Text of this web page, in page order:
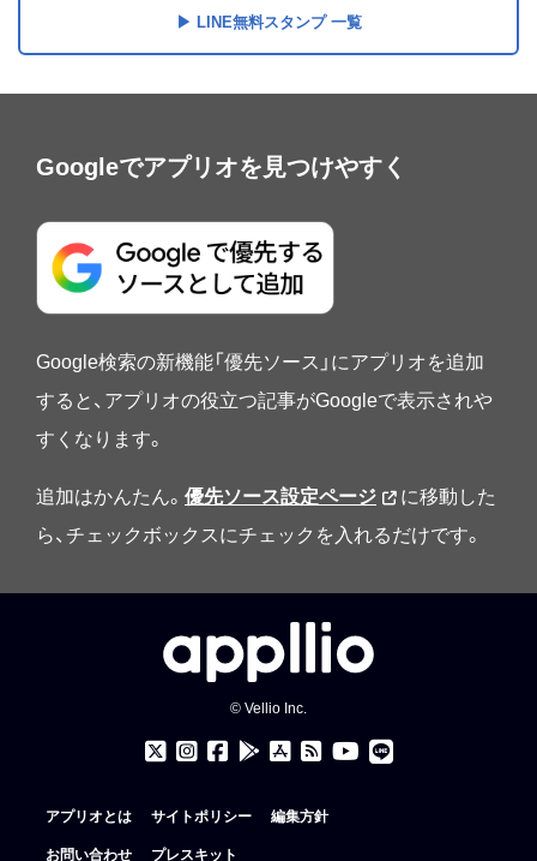
LINE無料スタンプ 一覧
Googleでアプリオを見つけやすく
Google検索の新機能「優先ソース」にアプリオを追加
すると、アプリオの役立つ記事がGoogleで表示されや
すくなります。
追加はかんたん。 優先ソース設定ページ
に移動した
ら、チェックボックスにチェックを入れるだけです。
© Vellio Inc.
アプリオとは サイトポリシー 編集方針
お問い合わせ プレスキット